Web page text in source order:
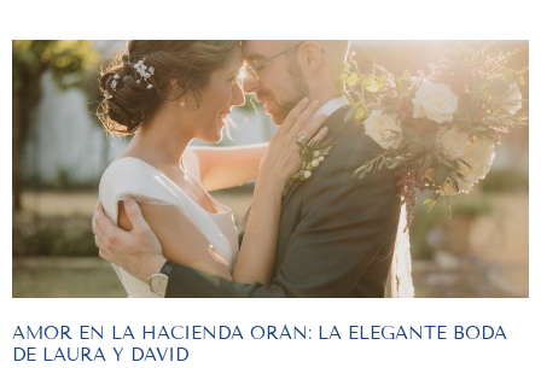
AMOR EN LA HACIENDA ORÁN: LA ELEGANTE BODA
DE LAURA Y DAVID